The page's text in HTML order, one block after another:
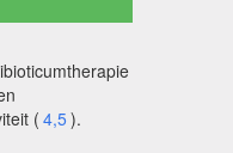
( 4,5).